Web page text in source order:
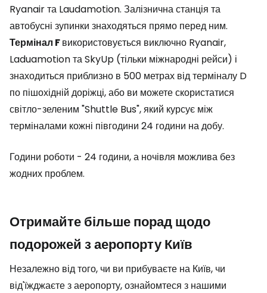
Ryanair та Laudamotion. Залізнична станція та
автобусні зупинки знаходяться прямо перед ним.
Термінал Fвикористовується виключно Ryanair,
Laduamotion та SkyUp (тільки міжнародні рейси) і
знаходиться приблизно в 500 метрах від терміналу D
по пішохідній доріжці, або ви можете скористатися
світло-зеленим "Shuttle Bus", який курсує між
терміналами кожні півгодини 24 години на добу.
Години роботи - 24 години, а ночівля можлива без
жодних проблем.
Отримайте більше порад щодо
подорожей з аеропорту Київ
Незалежно від того, чи ви прибуваєте на Київ, чи
від'їжджаєте з аеропорту, ознайомтеся з нашими